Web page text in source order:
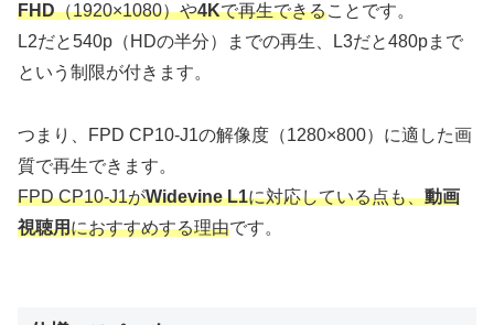
FHD（1920×1080）や4Kで再生できることです。
L2だと540p（HDの半分）までの再生、L3だと480pまで
という制限が付きます。
つまり、FPD CP10-J1の解像度（1280×800）に適した画
質で再生できます。
FPD CP10-J1がWidevine L1に対応している点も、動画
視聴用におすすめする理由です。